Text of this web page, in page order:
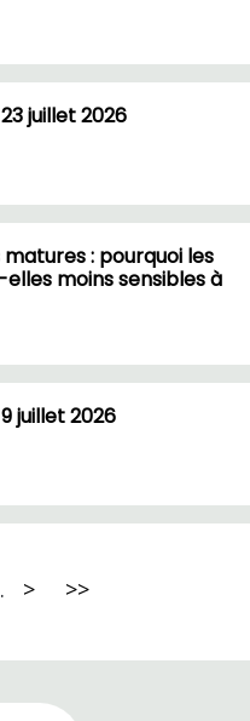
juillet 2026
: pourquoi les
moins sensibles à
juillet 2026
> >>